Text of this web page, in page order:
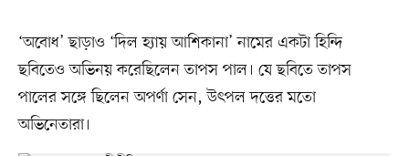
‘অবোধ’ ছাড়াও ‘দিল হ্যায় আশিকানা’ নামের একটা হিন্দি
ছবিতেও অভিনয় করেছিলেন তাপস পাল। যে ছবিতে তাপস
পালের সঙ্গে ছিলেন অপর্ণা সেন, উৎপল দত্তের মতো
অভিনেতারা।